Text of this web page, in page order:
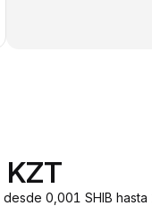
0,001 SHIB